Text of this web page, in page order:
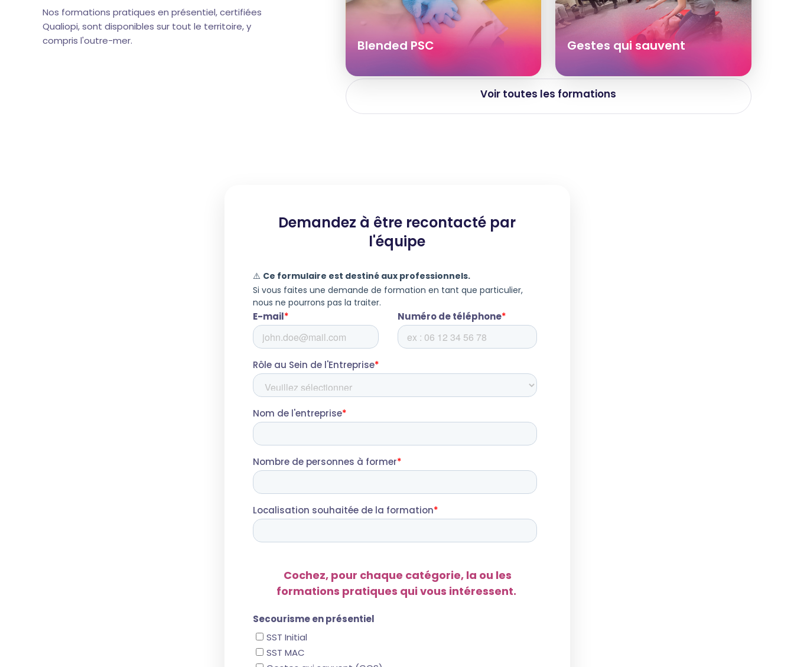
Nos formations pratiques en présentiel, certifiées
Qualiopi, sont disponibles sur tout le territoire, y
compris l'outre-mer.
Blended PSC Gestes qui sauvent
Voir toutes les formations
Demandez à être recontacté par
l'équipe